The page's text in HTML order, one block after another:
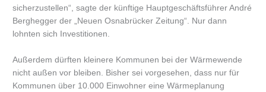
sicherzustellen“, sagte der künftige Hauptgeschäftsführer André
Berghegger der „Neuen Osnabrücker Zeitung“. Nur dann
lohnten sich Investitionen.
Außerdem dürften kleinere Kommunen bei der Wärmewende
nicht außen vor bleiben. Bisher sei vorgesehen, dass nur für
Kommunen über 10.000 Einwohner eine Wärmeplanung